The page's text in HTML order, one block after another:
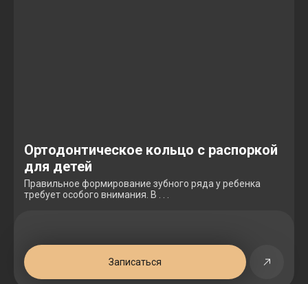
Ортодонтическое кольцо с распоркой
для детей
Правильное формирование зубного ряда у ребенка
требует особого внимания. В . . .
Записаться